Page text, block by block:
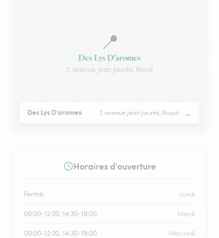
📍
Des Lys D’aromes
7, avenue Jean Jaurès, Royat
Des Lys D’aromes 7, avenue Jean Jaurès, Royat →
Horaires d'ouverture
Fermé Lundi
09:00-12:30, 14:30-19:00 Mardi
09:00-12:30, 14:30-19:00 Mercredi